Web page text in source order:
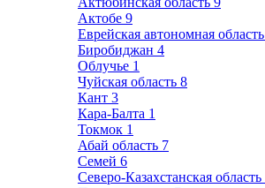
Актобе 9
Еврейская автономная область
Биробиджан 4
Облучье 1
Чуйская область 8
Кант 3
Кара-Балта 1
Токмок 1
Абай область 7
Семей 6
Северо-Казахстанская область